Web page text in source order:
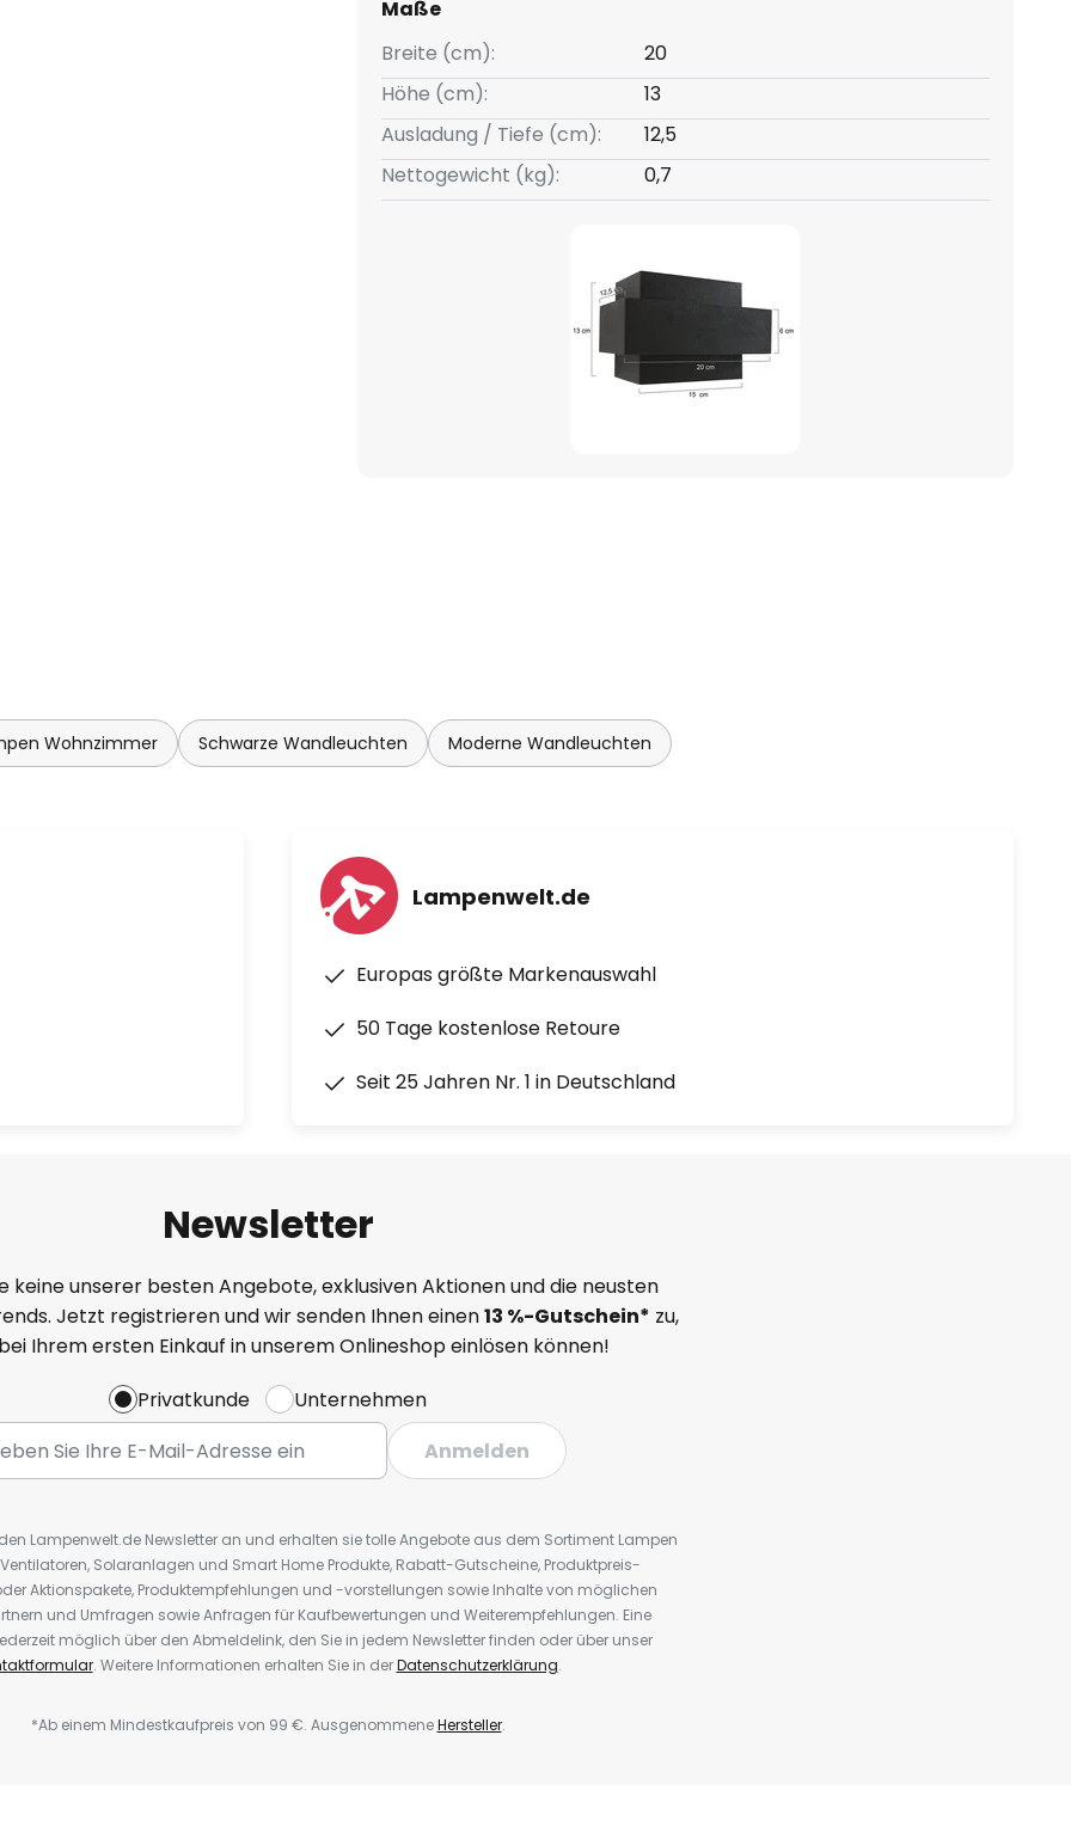
Maße
Breite (cm):
20
Höhe (cm):
13
Ausladung / Tiefe (cm):
12,5
Nettogewicht (kg):
0,7
Wohnzimmer Schwarze Wandleuchten Moderne Wandleuchten
Lampenwelt.de
Europas größte Markenauswahl
50 Tage kostenlose Retoure
Seit 25 Jahren Nr. 1 in Deutschland
Newsletter
keine unserer besten Angebote, exklusiven Aktionen und die neusten
Jetzt registrieren und wir senden Ihnen einen13 %-Gutschein* zu,
Ihrem ersten Einkauf in unserem Onlineshop einlösen können!
Privatkunde
Unternehmen
Anmelden
Lampenwelt.de Newsletter an und erhalten sie tolle Angebote aus dem Sortiment Lampen
Solaranlagen und Smart Home Produkte, Rabatt-Gutscheine, Produktpreis-
Aktionspakete, Produktempfehlungen und -vorstellungen sowie Inhalte von möglichen
und Umfragen sowie Anfragen für Kaufbewertungen und Weiterempfehlungen. Eine
möglich über den Abmeldelink, den Sie in jedem Newsletter finden oder über unser
. Weitere Informationen erhalten Sie in derDatenschutzerklärung.
*Ab einem Mindestkaufpreis von 99 €. AusgenommeneHersteller.